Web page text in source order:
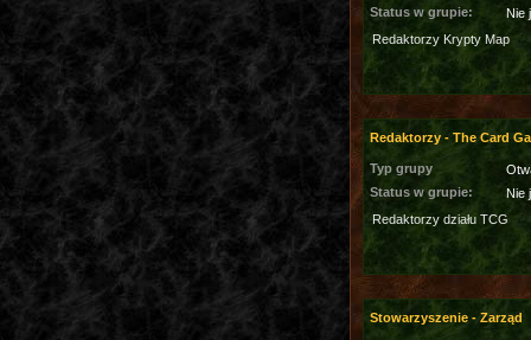
Status w grupie:
Nie
Redaktorzy Krypty Map
Redaktorzy - The Card
Typ grupy
Status w grupie:
Nie
Redaktorzy działu TCG
Stowarzyszenie - Zarząd